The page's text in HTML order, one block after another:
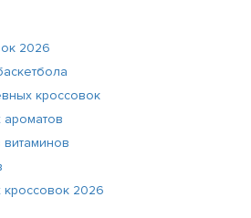
2026
кроссовок
2026